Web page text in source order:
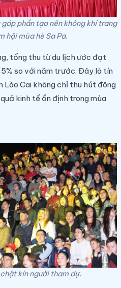
phần tạo nên không khí trang
hội mùa hè Sa Pa.
tổng thu từ du lịch ước đạt
so với năm trước. Đây là tín
Cai không chỉ thu hút đông
kinh tế ổn định trong mùa
kín người tham dự.